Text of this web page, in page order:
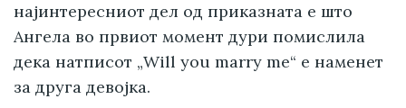
најинтересниот дел од приказната е што
Ангела во првиот момент дури помислила
дека натписот „Will you marry me“ е наменет
за друга девојка.